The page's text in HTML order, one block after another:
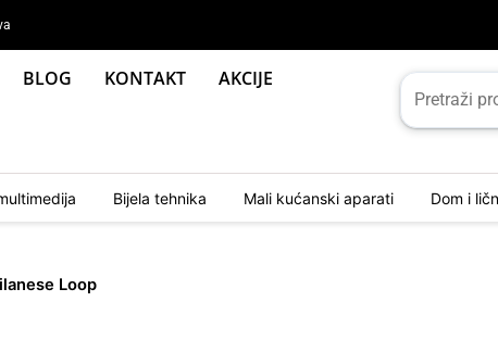
BLOG KONTAKT AKCIJE
Bijela tehnika Mali kućanski aparati Dom i
Loop